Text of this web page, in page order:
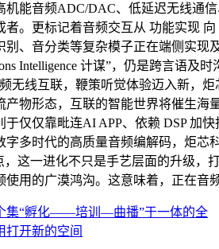
机能音频ADC/DAC、低延迟无线通
者。更标记着音频交互从 功能实现
别、音分类等复杂模子正在端侧实现
Intelligence 计谋”，仍是跨言语及
无线互联，鞭策听觉体验迈入新，
产物形态，互联的智能世界将催生
于仅仅靠毗连AI APP、依赖 DSP 加
字多时代的高质量音频编解码，炬芯
，这一进化不只是手艺层面的升级，
使用的广漠鸿沟。这意味着，正在音
集“孵化——培训—曲播”于一体的全
打开新的空间